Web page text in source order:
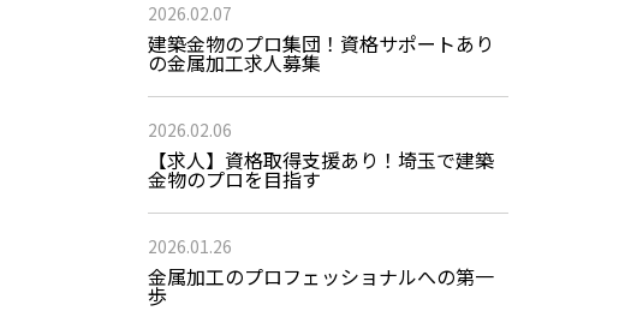
2026.02.07
建築金物のプロ集団！資格サポートあり
の金属加工求人募集
2026.02.06
【求人】資格取得支援あり！埼玉で建築
金物のプロを目指す
2026.01.26
金属加工のプロフェッショナルへの第一
歩